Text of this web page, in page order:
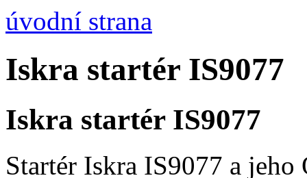
úvodní strana
Iskra startér IS9077
Iskra startér IS9077
Startér Iskra IS9077 a